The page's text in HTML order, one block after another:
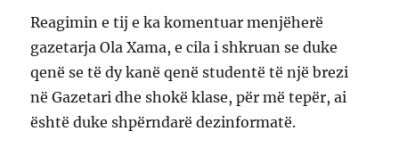
Reagimin e tij e ka komentuar menjëherë
gazetarja Ola Xama, e cila i shkruan se duke
qenë se të dy kanë qenë studentë të një brezi
në Gazetari dhe shokë klase, për më tepër, ai
është duke shpërndarë dezinformatë.